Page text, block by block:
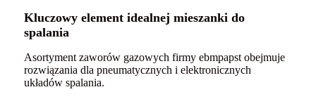
Kluczowy element idealnej mieszanki do
spalania
Asortyment zaworów gazowych firmy ebmpapst obejmuje
rozwiązania dla pneumatycznych i elektronicznych
układów spalania.